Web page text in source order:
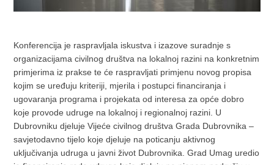
Konferencija je raspravljala iskustva i izazove suradnje s
organizacijama civilnog društva na lokalnoj razini na konkretnim
primjerima iz prakse te će raspravljati primjenu novog propisa
kojim se uređuju kriteriji, mjerila i postupci financiranja i
ugovaranja programa i projekata od interesa za opće dobro
koje provode udruge na lokalnoj i regionalnoj razini. U
Dubrovniku djeluje Vijeće civilnog društva Grada Dubrovnika –
savjetodavno tijelo koje djeluje na poticanju aktivnog
uključivanja udruga u javni život Dubrovnika. Grad Umag uredio